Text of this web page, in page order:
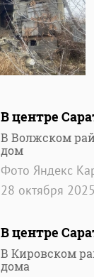
В центре
В Волжском
дом
Фото Яндекс
28 октября 2025
В центре
В Кировском
дома